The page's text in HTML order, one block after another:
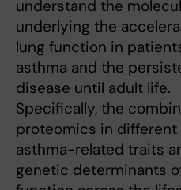
understand the
underlying the
lung function in
asthma and the
disease until adult life.
Specifically, the
proteomics in different
asthma-related traits
genetic determinants